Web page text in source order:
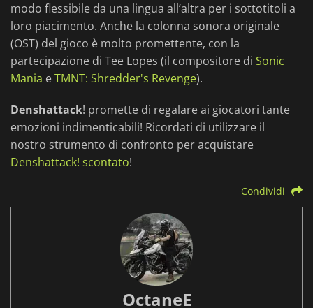
modo flessibile da una lingua all’altra per i sottotitoli a
loro piacimento. Anche la colonna sonora originale
(OST) del gioco è molto promettente, con la
partecipazione di Tee Lopes (il compositore di Sonic
Mania eTMNT: Shredder's Revenge).
Denshattack! promette di regalare ai giocatori tante
emozioni indimenticabili! Ricordati di utilizzare il
nostro strumento di confronto per acquistare
Denshattack! scontato!
Condividi
OctaneE